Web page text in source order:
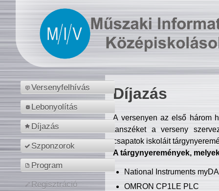
Versenyfelhívás
Lebonyolítás
Díjazás
Szponzorok
Program
Regisztráció
Díjazás
A versenyen az első három
tanszéket a verseny
csapatok iskoláit
A tárgynyeremények,
National Instruments
OMRON CP1LE PLC